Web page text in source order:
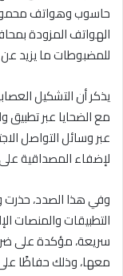
حاسوب وهواتف
الهواتف المزودة
للمضبوطات ما يزيد عن 32 مليون جنيه.
يذكر أن التشكيل
مع الضحايا عبر
عبر وسائل التواصل
لإضفاء المصداقية على
وفي هذا الصدد، حذرت
التطبيقات والمنصات
سريعة، مؤكدة على
معها، وذلك حفاظًا